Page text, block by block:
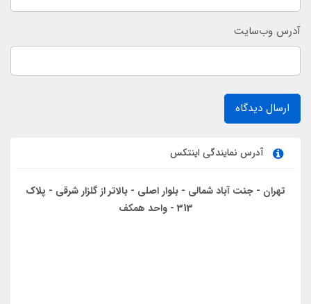
آدرس وب‌سایت
ارسال دیدگاه
آدرس نمایندگی اینتکس
تهران - جنت آباد شمالی - بلوار اصلی - بالاتر از گلزار شرقی - پلاک
313 - واحد همکف